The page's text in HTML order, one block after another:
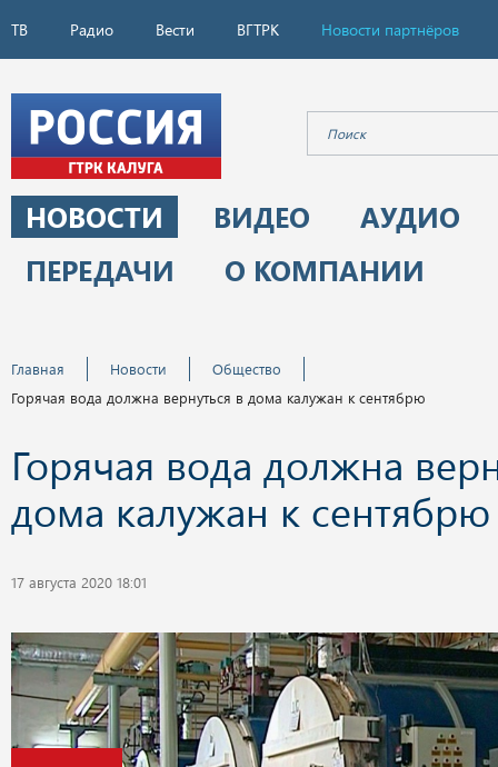
ТВ Радио Вести ВГТРК Новости партнёров
НОВОСТИ ВИДЕО
АУДИО
ПЕРЕДАЧИ
О КОМПАНИИ
Главная Новости
Общество
Горячая вода должна вернуться в дома калужан к сентябрю
Горячая вода должна
дома калужан к сентябрю
17 августа 2020 18:01